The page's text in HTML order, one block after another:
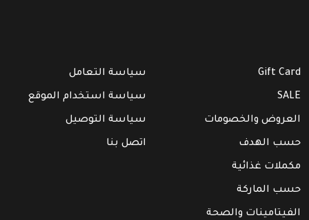
Gift Card
SALE
العروض والخصومات
حسب الهدف
مكملات غذائية
حسب الماركة
الفيتامينات والصحة
سياسة التعامل
سياسة استخدام الموقع
سياسة التوصيل
اتصل بنا